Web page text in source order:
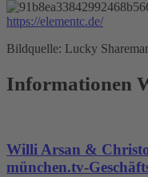
https://elementc.de/
Bildquelle: Lucky
Informationen
Willi Arsan &
münchen.tv-